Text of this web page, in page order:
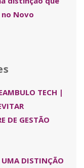
Novo
TECH |
DE GESTÃO
UMA DISTINÇÃO